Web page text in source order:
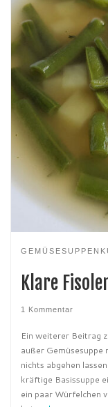
Klare
1 Kommentar
Ein weiterer Beitrag
außer Gemüsesuppe
nichts abgehen
kräftige Basissuppe
ein paar Würfelchen